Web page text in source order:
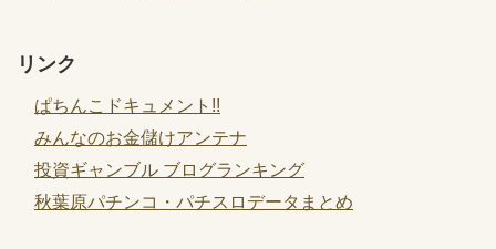
リンク
ぱちんこドキュメント!!
みんなのお金儲けアンテナ
投資ギャンブル ブログランキング
秋葉原パチンコ・パチスロデータまとめ